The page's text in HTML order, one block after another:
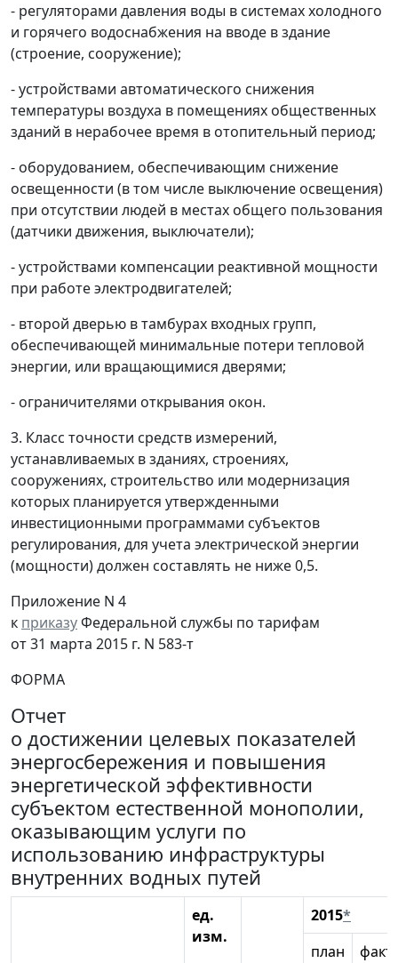
- регуляторами давления воды в системах холодного
и горячего водоснабжения на вводе в здание
(строение, сооружение);
- устройствами автоматического снижения
температуры воздуха в помещениях общественных
зданий в нерабочее время в отопительный период;
- оборудованием, обеспечивающим снижение
освещенности (в том числе выключение освещения)
при отсутствии людей в местах общего пользования
(датчики движения, выключатели);
- устройствами компенсации реактивной мощности
при работе электродвигателей;
- второй дверью в тамбурах входных групп,
обеспечивающей минимальные потери тепловой
энергии, или вращающимися дверями;
- ограничителями открывания окон.
3. Класс точности средств измерений,
устанавливаемых в зданиях, строениях,
сооружениях, строительство или модернизация
которых планируется утвержденными
инвестиционными программами субъектов
регулирования, для учета электрической энергии
(мощности) должен составлять не ниже 0,5.
Приложение N 4
к приказуФедеральной службы по тарифам
от 31 марта 2015 г. N 583-т
ФОРМА
Отчет
о достижении целевых показателей
энергосбережения и повышения
энергетической эффективности
субъектом естественной монополии,
оказывающим услуги по
использованию инфраструктуры
внутренних водных путей
ед.
изм.
2015*
план
факт